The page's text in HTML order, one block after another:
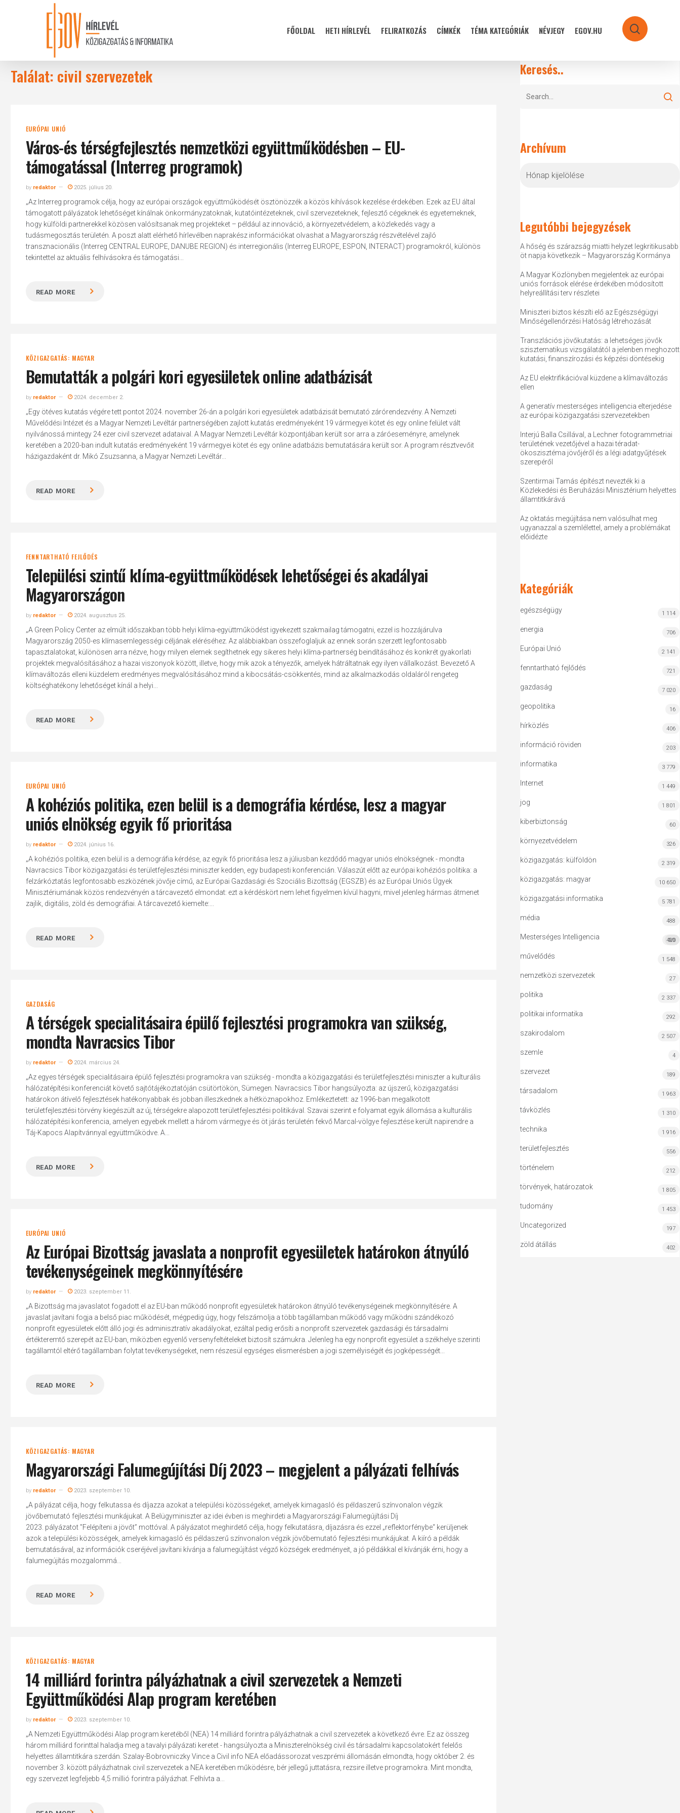
Hit enter to search or ESC to close
FŐOLDAL HETI HÍRLEVÉL FELIRATKOZÁS CÍMKÉK TÉMA KATEGÓRIÁK NÉVJEGY EGOV.HU search
Találat: civil szervezetek
EURÓPAI UNIÓ
Város-és térségfejlesztés nemzetközi együttműködésben – EU-
támogatással (Interreg programok)
by redaktor 2025. július 20.
„Az Interreg programok célja, hogy az európai országok együttműködését ösztönözzék a közös kihívások kezelése érdekében. Ezek az EU által
támogatott pályázatok lehetőséget kínálnak önkormányzatoknak, kutatóintézeteknek, civil szervezeteknek, fejlesztő cégeknek és egyetemeknek,
hogy külföldi partnerekkel közösen valósítsanak meg projekteket – például az innováció, a környezetvédelem, a közlekedés vagy a
tudásmegosztás területén. A poszt alatt elérhető hírlevélben naprakész információkat olvashat a Magyarország részvételével zajló
transznacionális (Interreg CENTRAL EUROPE, DANUBE REGION) és interregionális (Interreg EUROPE, ESPON, INTERACT) programokról, különös
tekintettel az aktuális felhívásokra és támogatási...
READ MORE
KÖZIGAZGATÁS: MAGYAR
Bemutatták a polgári kori egyesületek online adatbázisát
by redaktor 2024. december 2.
„Egy ötéves kutatás végére tett pontot 2024. november 26-án a polgári kori egyesületek adatbázisát bemutató zárórendezvény. A Nemzeti
Művelődési Intézet és a Magyar Nemzeti Levéltár partnerségében zajlott kutatás eredményeként 19 vármegyei kötet és egy online felület vált
nyilvánossá mintegy 24 ezer civil szervezet adataival. A Magyar Nemzeti Levéltár központjában került sor arra a záróeseményre, amelynek
keretében a 2020-ban indult kutatás eredményeként 19 vármegyei kötet és egy online adatbázis bemutatására került sor. A program résztvevőit
házigazdaként dr. Mikó Zsuzsanna, a Magyar Nemzeti Levéltár...
READ MORE
FENNTARTHATÓ FEJLŐDÉS
Települési szintű klíma-együttműködések lehetőségei és akadályai
Magyarországon
by redaktor 2024. augusztus 25.
„A Green Policy Center az elmúlt időszakban több helyi klíma-együttműködést igyekezett szakmailag támogatni, ezzel is hozzájárulva
Magyarország 2050-es klímasemlegességi céljának eléréséhez. Az alábbiakban összefoglaljuk az ennek során szerzett legfontosabb
tapasztalatokat, különösen arra nézve, hogy milyen elemek segíthetnek egy sikeres helyi klíma-partnerség beindításához és konkrét gyakorlati
projektek megvalósításához a hazai viszonyok között, illetve, hogy mik azok a tényezők, amelyek hátráltatnak egy ilyen vállalkozást. Bevezető A
klímaváltozás elleni küzdelem eredményes megvalósításához mind a kibocsátás-csökkentés, mind az alkalmazkodás oldaláról rengeteg
költséghatékony lehetőséget kínál a helyi...
READ MORE
EURÓPAI UNIÓ
A kohéziós politika, ezen belül is a demográfia kérdése, lesz a magyar
uniós elnökség egyik fő prioritása
by redaktor 2024. június 16.
„A kohéziós politika, ezen belül is a demográfia kérdése, az egyik fő prioritása lesz a júliusban kezdődő magyar uniós elnökségnek - mondta
Navracsics Tibor közigazgatási és területfejlesztési miniszter kedden, egy budapesti konferencián. Válaszút előtt az európai kohéziós politika: a
felzárkóztatás legfontosabb eszközének jövője című, az Európai Gazdasági és Szociális Bizottság (EGSZB) és az Európai Uniós Ügyek
Minisztériumának közös rendezvényén a tárcavezető elmondat: ezt a kérdéskört nem lehet figyelmen kívül hagyni, mivel jelenleg hármas átmenet
zajlik, digitális, zöld és demográfiai. A tárcavezető kiemelte:...
READ MORE
GAZDASÁG
A térségek specialitásaira épülő fejlesztési programokra van szükség,
mondta Navracsics Tibor
by redaktor 2024. március 24.
„Az egyes térségek specialitásaira épülő fejlesztési programokra van szükség - mondta a közigazgatási és területfejlesztési miniszter a kulturális
hálózatépítési konferenciát követő sajtótájékoztatóján csütörtökön, Sümegen. Navracsics Tibor hangsúlyozta: az újszerű, közigazgatási
határokon átívelő fejlesztések hatékonyabbak és jobban illeszkednek a hétköznapokhoz. Emlékeztetett: az 1996-ban megalkotott
területfejlesztési törvény kiegészült az új, térségekre alapozott területfejlesztési politikával. Szavai szerint e folyamat egyik állomása a kulturális
hálózatépítési konferencia, amelyen egyebek mellett a három vármegye és öt járás területén fekvő Marcal-völgye fejlesztése került napirendre a
Táj-Kapocs Alapítvánnyal együttműködve. A...
READ MORE
EURÓPAI UNIÓ
Az Európai Bizottság javaslata a nonprofit egyesületek határokon átnyúló
tevékenységeinek megkönnyítésére
by redaktor 2023. szeptember 11.
„A Bizottság ma javaslatot fogadott el az EU-ban működő nonprofit egyesületek határokon átnyúló tevékenységeinek megkönnyítésére. A
javaslat javítani fogja a belső piac működését, mégpedig úgy, hogy felszámolja a több tagállamban működő vagy működni szándékozó
nonprofit egyesületek előtt álló jogi és adminisztratív akadályokat, ezáltal pedig erősíti a nonprofit szervezetek gazdasági és társadalmi
értékteremtő szerepét az EU-ban, miközben egyenlő versenyfeltételeket biztosít számukra. Jelenleg ha egy nonprofit egyesület a székhelye szerinti
tagállamtól eltérő tagállamban folytat tevékenységeket, nem részesül egységes elismerésben a jogi személyiségét és jogképességét...
READ MORE
KÖZIGAZGATÁS: MAGYAR
Magyarországi Falumegújítási Díj 2023 – megjelent a pályázati felhívás
by redaktor 2023. szeptember 10.
„A pályázat célja, hogy felkutassa és díjazza azokat a települési közösségeket, amelyek kimagasló és példaszerű színvonalon végzik
jövőbemutató fejlesztési munkájukat. A Belügyminiszter az idei évben is meghirdeti a Magyarországi Falumegújítási Díj
2023. pályázatot "Felépíteni a jövőt” mottóval. A pályázatot meghirdető célja, hogy felkutatásra, díjazásra és ezzel „reflektorfénybe“ kerüljenek
azok a települési közösségek, amelyek kimagasló és példaszerű színvonalon végzik jövőbemutató fejlesztési munkájukat. A kiíró a példák
bemutatásával, az információk cseréjével javítani kívánja a falumegújítást végző községek eredményeit, a jó példákkal el kívánják érni, hogy a
falumegújítás mozgalommá...
READ MORE
KÖZIGAZGATÁS: MAGYAR
14 milliárd forintra pályázhatnak a civil szervezetek a Nemzeti
Együttműködési Alap program keretében
by redaktor 2023. szeptember 10.
„A Nemzeti Együttműködési Alap program keretéből (NEA) 14 milliárd forintra pályázhatnak a civil szervezetek a következő évre. Ez az összeg
három milliárd forinttal haladja meg a tavalyi pályázati keretet - hangsúlyozta a Miniszterelnökség civil és társadalmi kapcsolatokért felelős
helyettes államtitkára szerdán. Szalay-Bobrovniczky Vince a Civil info NEA előadássorozat veszprémi állomásán elmondta, hogy október 2. és
november 3. között pályázhatnak civil szervezetek a NEA keretében működésre, bér jellegű juttatásra, rezsire illetve programokra. Mint mondta,
egy szervezet legfeljebb 4,5 millió forintra pályázhat. Felhívta a...
Keresés..
Archívum
Legutóbbi bejegyzések
A hőség és szárazság miatti helyzet legkritikusabb
öt napja következik – Magyarország Kormánya
A Magyar Közlönyben megjelentek az európai
uniós források elérése érdekében módosított
helyreállítási terv részletei
Miniszteri biztos készíti elő az Egészségügyi
Minőségellenőrzési Hatóság létrehozását
Transzlációs jövőkutatás: a lehetséges jövők
szisztematikus vizsgálatától a jelenben meghozott
kutatási, finanszírozási és képzési döntésekig
Az EU elektrifikációval küzdene a klímaváltozás
ellen
A generatív mesterséges intelligencia elterjedése
az európai közigazgatási szervezetekben
Interjú Balla Csillával, a Lechner fotogrammetriai
területének vezetőjével a hazai téradat-
ökoszisztéma jövőjéről és a légi adatgyűjtések
szerepéről
Szentirmai Tamás építészt nevezték ki a
Közlekedési és Beruházási Minisztérium helyettes
államtitkárává
Az oktatás megújítása nem valósulhat meg
ugyanazzal a szemlélettel, amely a problémákat
előidézte
Kategóriák
egészségügy 1 114
energia 706
Európai Unió 2 141
fenntartható fejlődés 721
gazdaság 7 020
geopolitika 16
hírközlés 406
információ röviden 203
informatika 3 779
Internet 1 449
jog 1 801
kiberbiztonság 60
környezetvédelem 326
közigazgatás: külföldön 2 319
közigazgatás: magyar 10 650
közigazgatási informatika 5 781
média 488
Mesterséges Intelligencia MI
420
művelődés 1 548
nemzetközi szervezetek 27
politika 2 337
politikai informatika 292
szakirodalom 2 507
szemle 4
szervezet 189
társadalom 1 963
távközlés 1 310
technika 1 916
területfejlesztés 556
történelem 212
törvények, határozatok 1 805
tudomány 1 453
Uncategorized 197
zöld átállás 402